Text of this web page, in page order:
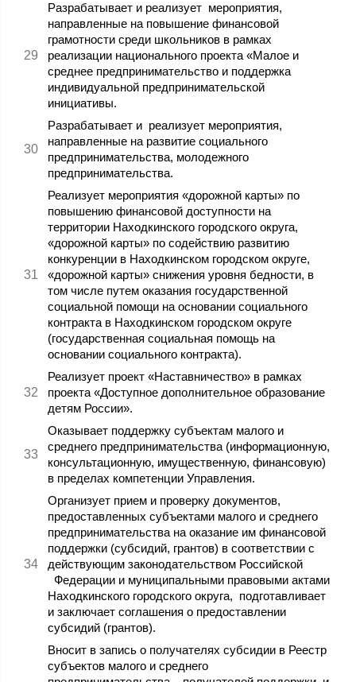
Разрабатывает и реализует мероприятия,
направленные на повышение финансовой
грамотности среди школьников в рамках
реализации национального проекта «Малое и
среднее предпринимательство и поддержка
индивидуальной предпринимательской
инициативы.
Разрабатывает и реализует мероприятия,
направленные на развитие социального
предпринимательства, молодежного
предпринимательства.
Реализует мероприятия «дорожной карты» по
повышению финансовой доступности на
территории Находкинского городского округа,
«дорожной карты» по содействию развитию
конкуренции в Находкинском городском округе,
«дорожной карты» снижения уровня бедности, в
том числе путем оказания государственной
социальной помощи на основании социального
контракта в Находкинском городском округе
(государственная социальная помощь на
основании социального контракта).
Реализует проект «Наставничество» в рамках
проекта «Доступное дополнительное образование
детям России».
Оказывает поддержку субъектам малого и
среднего предпринимательства (информационную,
консультационную, имущественную, финансовую)
в пределах компетенции Управления.
Организует прием и проверку документов,
предоставленных субъектами малого и среднего
предпринимательства на оказание им финансовой
поддержки (субсидий, грантов) в соответствии с
действующим законодательством Российской
Федерации и муниципальными правовыми актами
Находкинского городского округа, подготавливает
и заключает соглашения о предоставлении
субсидий (грантов).
Вносит в запись о получателях субсидии в Реестр
субъектов малого и среднего